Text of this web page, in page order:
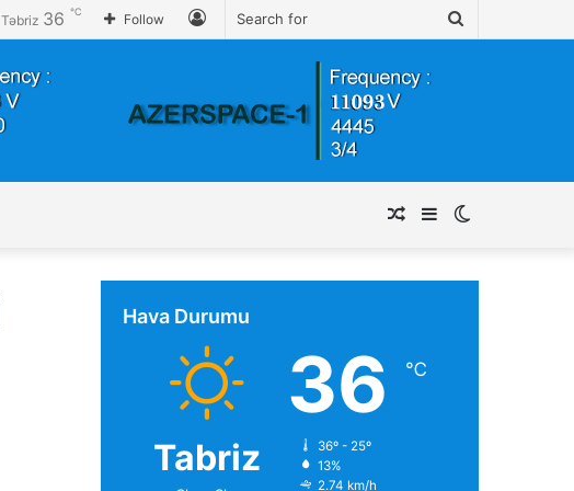
Follow
Təbriz 36 ℃
skin
Sidebar
Random
Article
Hava Durumu
Tabriz
36 ℃
36º - 25º
13%
2.74 km/h